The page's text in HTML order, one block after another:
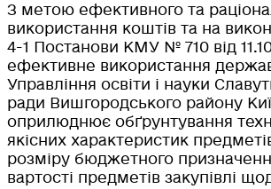
З метою ефективного та
використання коштів та на
4-1 Постанови КМУ № 710 від
ефективне використання
Управління освіти і науки
ради Вишгородського району
оприлюднює обґрунтування
якісних характеристик
розміру бюджетного
вартості предметів закупівлі